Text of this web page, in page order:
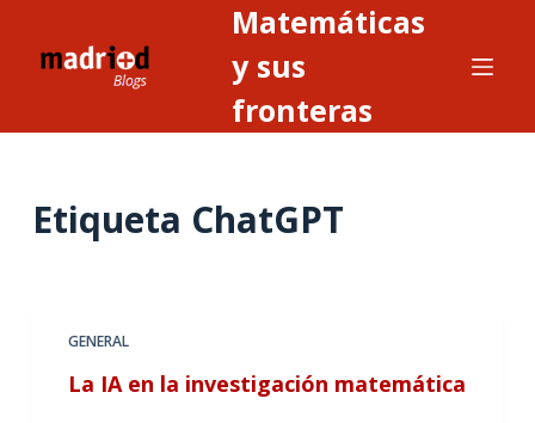
Matemáticas
y sus
fronteras
Etiqueta ChatGPT
GENERAL
La IA en la investigación matemática